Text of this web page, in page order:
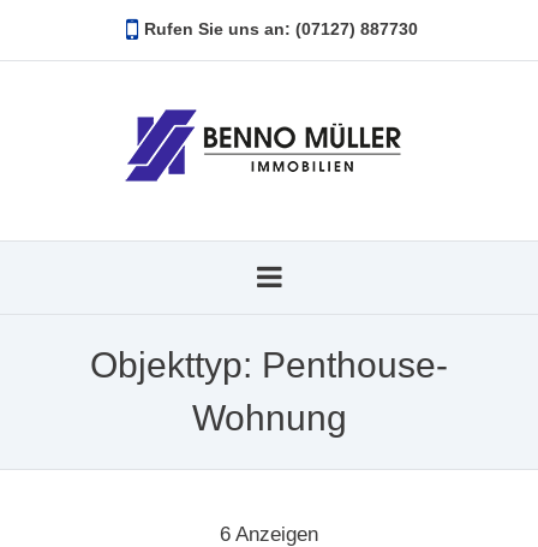
Rufen Sie uns an: (07127) 887730
Objekttyp: Penthouse-
Wohnung
6 Anzeigen